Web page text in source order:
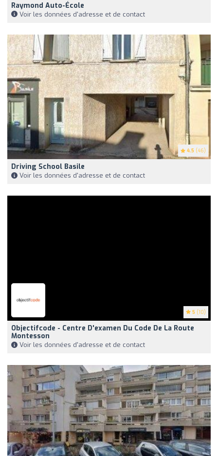
Raymond Auto-École
Voir les données d'adresse et de contact
4.5 (46)
Driving School Basile
Voir les données d'adresse et de contact
5 (10)
Objectifcode - Centre D'examen Du Code De La Route
Montesson
Voir les données d'adresse et de contact